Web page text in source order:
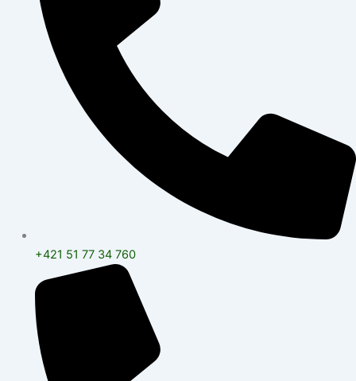
+421 51 77 34 760